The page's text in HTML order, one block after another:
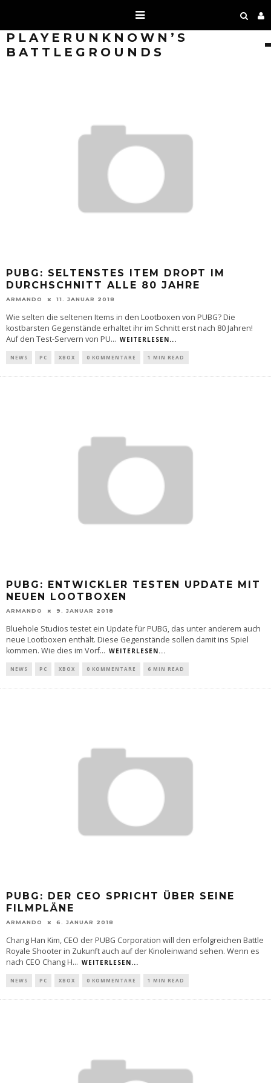
PLAYERUNKNOWN’S
BATTLEGROUNDS
PUBG: SELTENSTES ITEM DROPT IM
DURCHSCHNITT ALLE 80 JAHRE
ARMANDO 11. JANUAR 2018
Wie selten die seltenen Items in den Lootboxen von PUBG? Die
kostbarsten Gegenstände erhaltet ihr im Schnitt erst nach 80 Jahren!
Auf den Test-Servern von PU... WEITERLESEN...
NEWS PC XBOX 0 KOMMENTARE 1 MIN READ
PUBG: ENTWICKLER TESTEN UPDATE MIT
NEUEN LOOTBOXEN
ARMANDO 9. JANUAR 2018
Bluehole Studios testet ein Update für PUBG, das unter anderem auch
neue Lootboxen enthält. Diese Gegenstände sollen damit ins Spiel
kommen. Wie dies im Vorf... WEITERLESEN...
NEWS PC XBOX 0 KOMMENTARE 6 MIN READ
PUBG: DER CEO SPRICHT ÜBER SEINE
FILMPLÄNE
ARMANDO 6. JANUAR 2018
Chang Han Kim, CEO der PUBG Corporation will den erfolgreichen Battle
Royale Shooter in Zukunft auch auf der Kinoleinwand sehen. Wenn es
nach CEO Chang H... WEITERLESEN...
NEWS PC XBOX 0 KOMMENTARE 1 MIN READ